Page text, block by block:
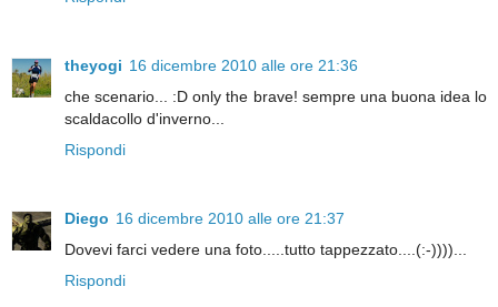
theyogi 16 dicembre 2010 alle ore 21:36
che scenario... :D only the brave! sempre una buona idea lo
scaldacollo d'inverno...
Rispondi
Diego 16 dicembre 2010 alle ore 21:37
Dovevi farci vedere una foto.....tutto tappezzato....(:-))))...
Rispondi